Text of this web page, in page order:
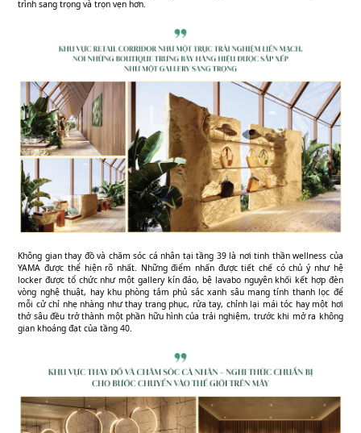
trình sang trọng và trọn vẹn hơn.
Không gian thay đồ và chăm sóc cá nhân tại tầng 39 là nơi tinh thần wellness của
YAMA được thể hiện rõ nhất. Những điểm nhấn được tiết chế có chủ ý như hệ
locker được tổ chức như một gallery kín đáo, bệ lavabo nguyên khối kết hợp đèn
vòng nghệ thuật, hay khu phòng tắm phủ sắc xanh sâu mang tính thanh lọc để
mỗi cử chỉ nhẹ nhàng như thay trang phục, rửa tay, chỉnh lại mái tóc hay một hơi
thở sâu đều trở thành một phần hữu hình của trải nghiệm, trước khi mở ra không
gian khoáng đạt của tầng 40.